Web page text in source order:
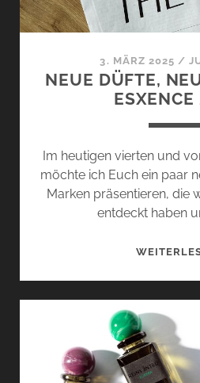
3. MÄRZ 2025 /
NEUE DÜFTE,
Im heutigen vierten und
möchte ich Euch ein paar
Marken präsentieren, die
entdeckt haben